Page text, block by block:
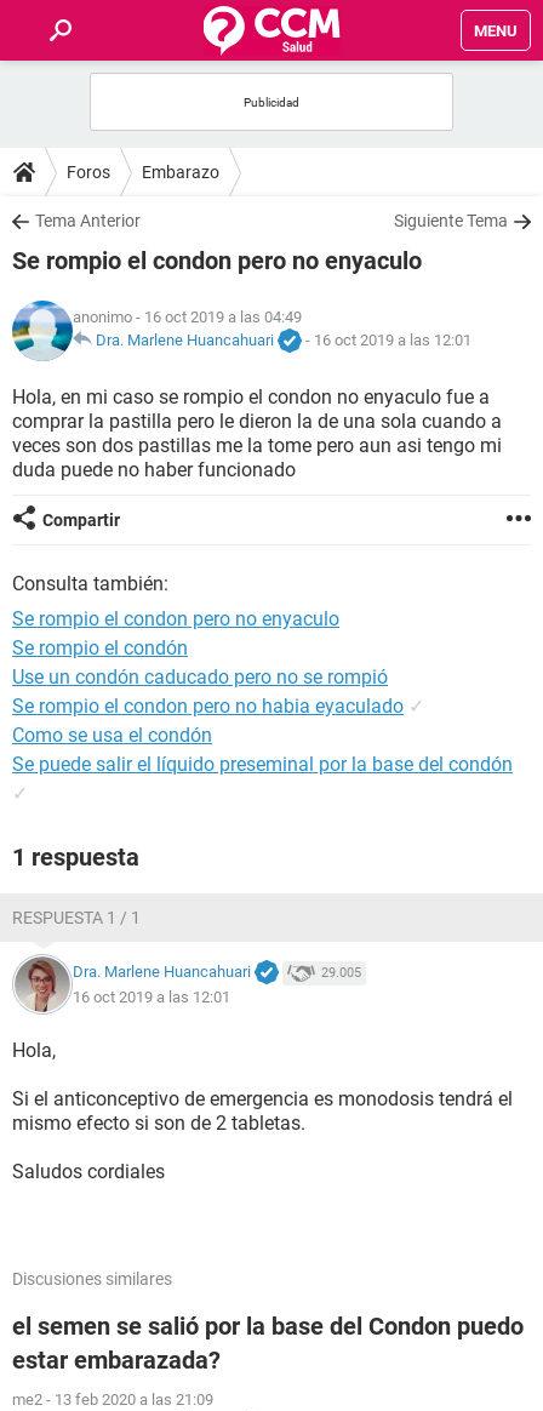
MENU
FOROS
SALUD
NUTRICIÓN
BIENESTAR
SEXUALIDAD
GLOSARIO
Foros Embarazo
Tema Anterior Siguiente Tema
Se rompio el condon pero no enyaculo
anonimo - 16 oct 2019 a las 04:49
Dra. Marlene Huancahuari
- 16 oct 2019 a las 12:01
Hola, en mi caso se rompio el condon no enyaculo fue a
comprar la pastilla pero le dieron la de una sola cuando a
veces son dos pastillas me la tome pero aun asi tengo mi
duda puede no haber funcionado
Compartir
Consulta también:
Se rompio el condon pero no enyaculo
Se rompio el condón
Use un condón caducado pero no se rompió
Se rompio el condon pero no habia eyaculado ✓
Como se usa el condón
Se puede salir el líquido preseminal por la base del condón
✓
1 respuesta
RESPUESTA 1 / 1
Dra. Marlene Huancahuari 29.005
16 oct 2019 a las 12:01
Hola,
Si el anticonceptivo de emergencia es monodosis tendrá el
mismo efecto si son de 2 tabletas.
Saludos cordiales
Discusiones similares
el semen se salió por la base del Condon puedo
estar embarazada?
me2 - 13 feb 2020 a las 21:09